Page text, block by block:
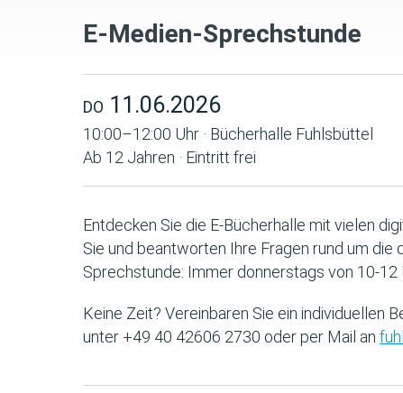
E-Medien-Sprechstunde
DO 11.06.2026
10:00–12:00 Uhr · Bücherhalle Fuhlsbüttel
Ab 12 Jahren · Eintritt frei
Entdecken Sie die E-Bücherhalle mit vielen
Sie und beantworten Ihre Fragen rund um die
Sprechstunde: Immer donnerstags von 10-12
Keine Zeit? Vereinbaren Sie ein individuellen
unter +49 40 42606 2730 oder per Mail an